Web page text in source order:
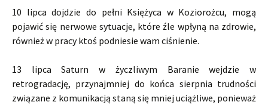
10 lipca dojdzie do pełni Księżyca w Koziorożcu, mogą
pojawić się nerwowe sytuacje, które źle wpłyną na zdrowie,
również w pracy ktoś podniesie wam ciśnienie.
13 lipca Saturn w życzliwym Baranie wejdzie w
retrogradację, przynajmniej do końca sierpnia trudności
związane z komunikacją staną się mniej uciążliwe, ponieważ